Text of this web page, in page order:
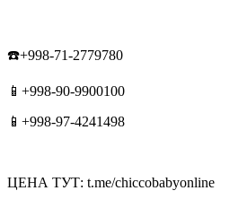
☎️+998-71-2779780
📱+998-90-9900100
📱+998-97-4241498
ЦЕНА ТУТ: t.me/chiccobabyonline